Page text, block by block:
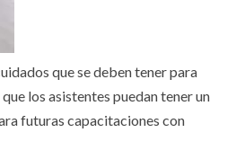
que se deben tener para
los asistentes puedan tener un
futuras capacitaciones con